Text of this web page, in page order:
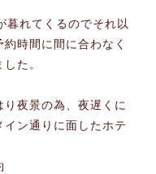
暮れてくるのでそれ以
時間に間に合わなく
た。
夜景の為、夜遅くに
ン通りに面したホテ